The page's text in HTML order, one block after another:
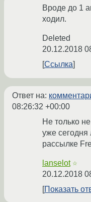
Вроде до 1
ходил.
Deleted
20.12.2018
Ссылка
Ответ на:
08:26:32 +00:00
Не только
уже сегодня
рассылке
lanselot ☆
20.12.2018
Показать